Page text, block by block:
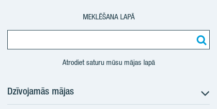
MEKLĒŠANA LAPĀ
Atrodiet saturu mūsu mājas lapā
Dzīvojamās mājas